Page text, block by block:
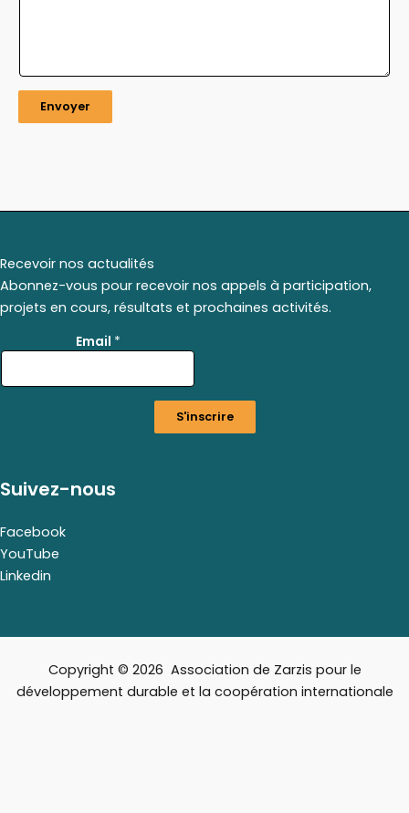
Envoyer
Recevoir nos actualités
Abonnez-vous pour recevoir nos appels à participation,
projets en cours, résultats et prochaines activités.
l
E
m
Email *
S'inscrire
Suivez-nous
Facebook
YouTube
Linkedin
Copyright © 2026 Association de Zarzis pour le
développement durable et la coopération internationale